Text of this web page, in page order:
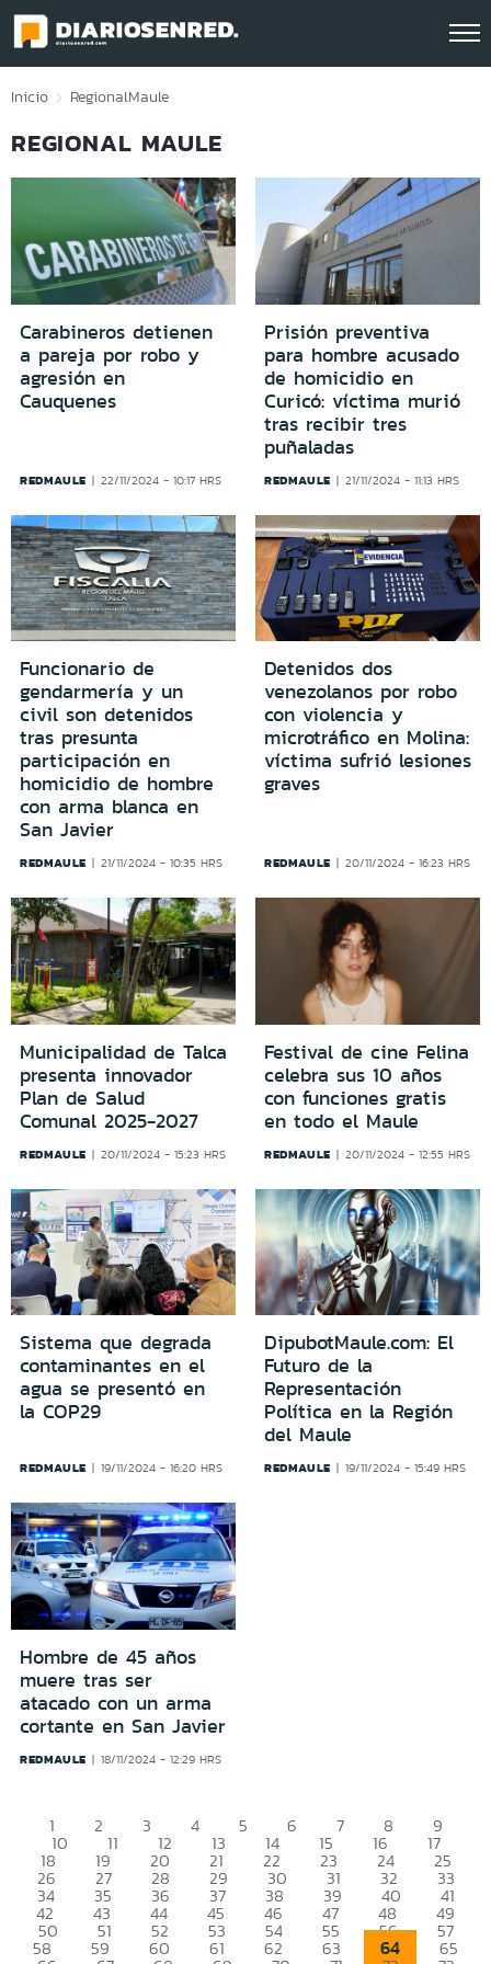
Click acá para ir directamente al contenido
Inicio RegionalMaule
REGIONAL MAULE
Carabineros detienen
a pareja por robo y
agresión en
Cauquenes
REDMAULE 22/11/2024 - 10:17 HRS
Prisión preventiva
para hombre acusado
de homicidio en
Curicó: víctima murió
tras recibir tres
puñaladas
REDMAULE 21/11/2024 - 11:13 HRS
Funcionario de
gendarmería y un
civil son detenidos
tras presunta
participación en
homicidio de hombre
con arma blanca en
San Javier
REDMAULE 21/11/2024 - 10:35 HRS
Detenidos dos
venezolanos por robo
con violencia y
microtráfico en Molina:
víctima sufrió lesiones
graves
REDMAULE 20/11/2024 - 16:23 HRS
Municipalidad de Talca
presenta innovador
Plan de Salud
Comunal 2025-2027
REDMAULE 20/11/2024 - 15:23 HRS
Festival de cine Felina
celebra sus 10 años
con funciones gratis
en todo el Maule
REDMAULE 20/11/2024 - 12:55 HRS
Sistema que degrada
contaminantes en el
agua se presentó en
la COP29
REDMAULE 19/11/2024 - 16:20 HRS
DipubotMaule.com: El
Futuro de la
Representación
Política en la Región
del Maule
REDMAULE 19/11/2024 - 15:49 HRS
Hombre de 45 años
muere tras ser
atacado con un arma
cortante en San Javier
REDMAULE 18/11/2024 - 12:29 HRS
1 2 3 4 5 6 7 8 9
10 11 12 13 14 15 16 17
18 19 20 21 22 23 24 25
26 27 28 29 30 31 32 33
34 35 36 37 38 39 40 41
42 43 44 45 46 47 48 49
50 51 52 53 54 55 56 57
58 59 60 61 62 63 64 65